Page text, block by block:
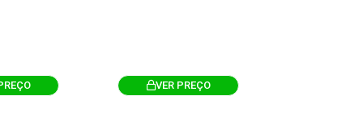
VER PREÇO